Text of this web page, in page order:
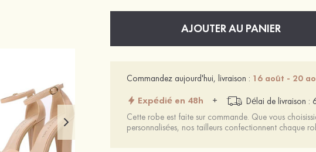
AJOUTER AU PANIER
Commandez aujourd'hui, livraison : 16 août - 20
Expédié en 48h + Délai de livraison :
Cette robe est faite sur commande. Que vous
personnalisées, nos tailleurs confectionnent chaque